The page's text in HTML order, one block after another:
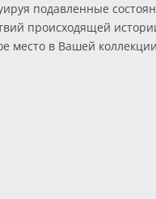
подавленные
происходящей
место в Вашей